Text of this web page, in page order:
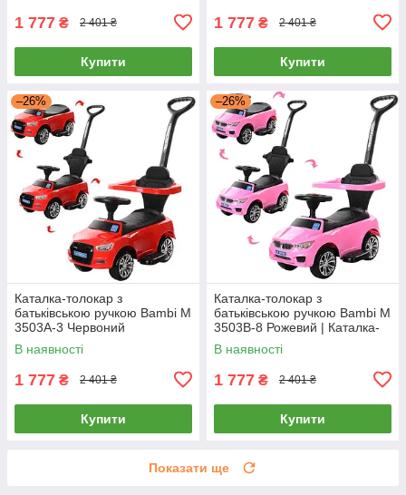
1 777 ₴ 2 401 ₴
Купити
1 777 ₴ 2 401 ₴
Купити
–26%
Каталка-толокар з
батьківською ручкою Bambi M
3503A-3 Червоний
В наявності
1 777 ₴ 2 401 ₴
Купити
–26%
Каталка-толокар з
батьківською ручкою Bambi M
3503B-8 Рожевий | Каталка-
толокар з батьківською
ручкою
В наявності
1 777 ₴ 2 401 ₴
Купити
Показати ще